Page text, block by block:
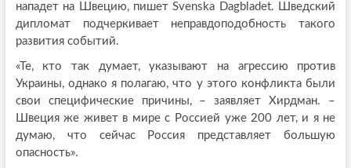
нападет на Швецию, пишет Svenska Dagbladet. Шведский
дипломат подчеркивает неправдоподобность такого
развития событий.
«Те, кто так думает, указывают на агрессию против
Украины, однако я полагаю, что у этого конфликта были
свои специфические причины, – заявляет Хирдман. –
Швеция же живет в мире с Россией уже 200 лет, и я не
думаю, что сейчас Россия представляет большую
опасность».